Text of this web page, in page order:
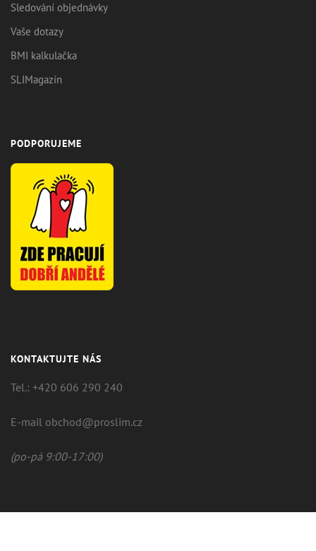
Sledování objednávky
Vaše dotazy
BMI kalkulačka
SLIMagazín
PODPORUJEME
KONTAKTUJTE NÁS
Tel.: +420 606 290 240
E-mail obchod@proslim.cz
(po-pá 9:00-17:00)